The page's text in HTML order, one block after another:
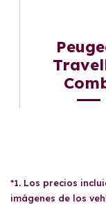
*1. Los precios
imágenes de los